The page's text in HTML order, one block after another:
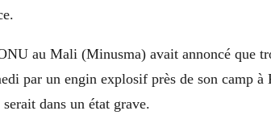
au Mali (Minusma) avait annoncé que
par un engin explosif près de son camp
dans un état grave.